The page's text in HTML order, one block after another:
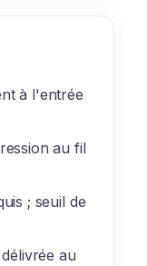
à l'entrée
au fil
; seuil de
au